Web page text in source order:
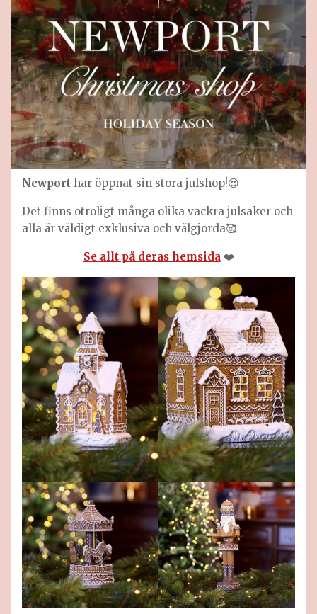
Newport har öppnat sin stora julshop!😍
Det finns otroligt många olika vackra julsaker och
alla är väldigt exklusiva och välgjorda🥰
Se allt på deras hemsida❤️